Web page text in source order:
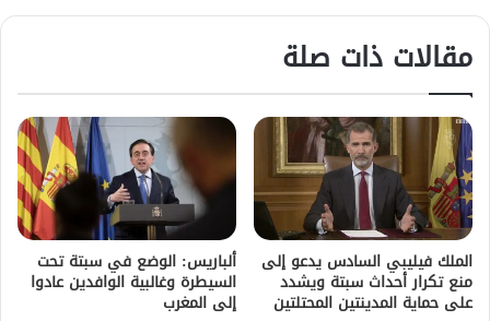
مقالات ذات صلة
الملك فيليبي السادس يدعو إلى
منع تكرار أحداث سبتة ويشدد
على حماية المدينتين المحتلتين
ألباريس: الوضع في سبتة تحت
السيطرة وغالبية الوافدين عادوا
إلى المغرب